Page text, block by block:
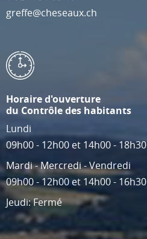
greffe@cheseaux.ch
Horaire d'ouverture
du Contrôle des habitants
Lundi
09h00 - 12h00 et 14h00 - 18h30
Mardi - Mercredi - Vendredi
09h00 - 12h00 et 14h00 - 16h30
Jeudi: Fermé